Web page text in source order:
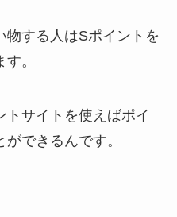
物する人はSポイントを
。
サイトを使えばポイ
できるんです。